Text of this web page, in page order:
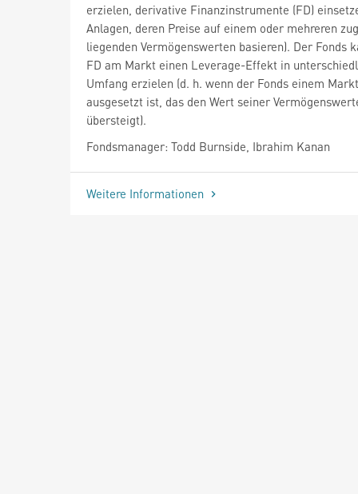
erzielen, derivative Finanzinstrumente (FD)
Anlagen, deren Preise auf einem oder mehreren
liegenden Vermögenswerten basieren). Der Fonds
FD am Markt einen Leverage-Effekt in
Umfang erzielen (d. h. wenn der Fonds einem
ausgesetzt ist, das den Wert seiner
übersteigt).
Fondsmanager: Todd Burnside, Ibrahim Kanan
Weitere Informationen